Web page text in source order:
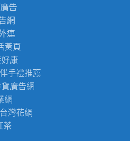
告
網
連
黃頁
康
手禮推薦
廣告網
網
台灣花網
茶